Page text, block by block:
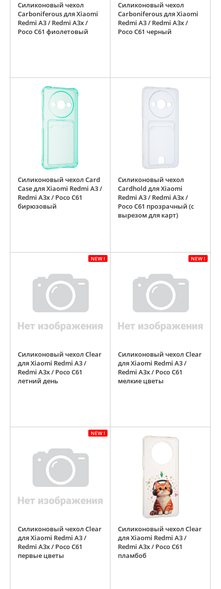
Силиконовый чехол
Carboniferous для Xiaomi
Redmi A3 / Redmi A3x /
Poco C61 фиолетовый
Силиконовый чехол
Carboniferous для Xiaomi
Redmi A3 / Redmi A3x /
Poco C61 черный
Силиконовый чехол Card
Case для Xiaomi Redmi A3 /
Redmi A3x / Poco C61
бирюзовый
Силиконовый чехол
Cardhold для Xiaomi
Redmi A3 / Redmi A3x /
Poco C61 прозрачный (с
вырезом для карт)
NEW !
Силиконовый чехол Clear
для Xiaomi Redmi A3 /
Redmi A3x / Poco C61
летний день
NEW !
Силиконовый чехол Clear
для Xiaomi Redmi A3 /
Redmi A3x / Poco C61
мелкие цветы
NEW !
Силиконовый чехол Clear
для Xiaomi Redmi A3 /
Redmi A3x / Poco C61
первые цветы
Силиконовый чехол Clear
для Xiaomi Redmi A3 /
Redmi A3x / Poco C61
пламбоб